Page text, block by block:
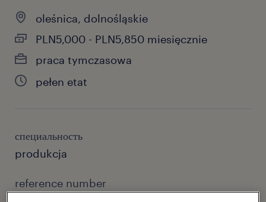
oleśnica, dolnośląskie
PLN5,000 - PLN5,850 miesięcznie
praca tymczasowa
pełen etat
специальность
produkcja
reference number